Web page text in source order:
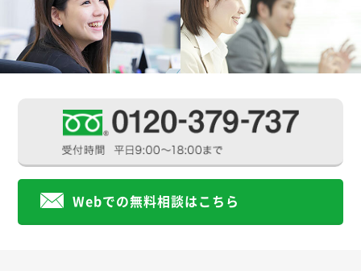
Webでの無料相談はこちら